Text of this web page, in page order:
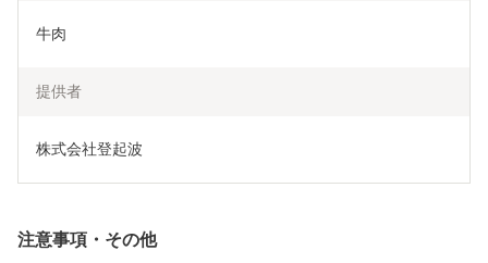
牛肉
提供者
株式会社登起波
注意事項・その他